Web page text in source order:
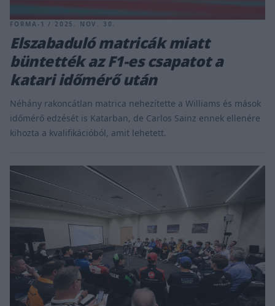
FORMA-1 / 2025. NOV. 30.
Elszabaduló matricák miatt
büntették az F1-es csapatot a
katari időmérő után
Néhány rakoncátlan matrica nehezítette a Williams és mások
időmérő edzését is Katarban, de Carlos Sainz ennek ellenére
kihozta a kvalifikációból, amit lehetett.